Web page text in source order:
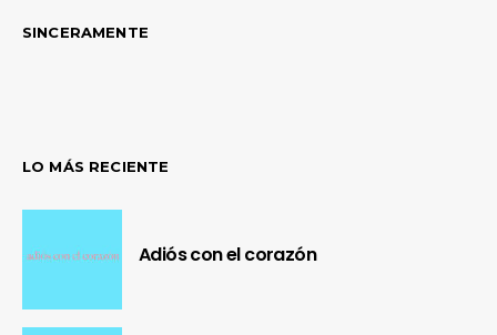
SINCERAMENTE
LO MÁS RECIENTE
Adiós con el corazón